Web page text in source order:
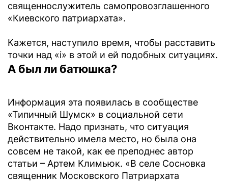
священнослужитель самопровозглашенного
«Киевского патриархата».
Кажется, наступило время, чтобы расставить
точки над «і» в этой и ей подобных ситуациях.
А был ли батюшка?
Информация эта появилась в сообществе
«Типичный Шумск» в социальной сети
Вконтакте. Надо признать, что ситуация
действительно имела место, но была она
совсем не такой, как ее преподнес автор
статьи – Артем Климьюк. «В селе Сосновка
священник Московского Патриархата